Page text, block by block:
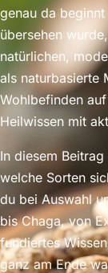
genau da
übersehen
natürlichen,
als naturbasierte
Wohlbefinden
Heilwissen mit
In diesem
welche Sorten
du bei Auswahl
bis Chaga, von
fundiertes
ganz am Ende